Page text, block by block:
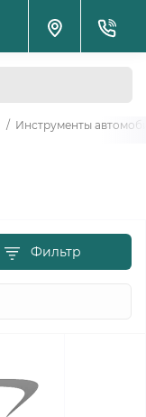
Инструменты
Фильтр